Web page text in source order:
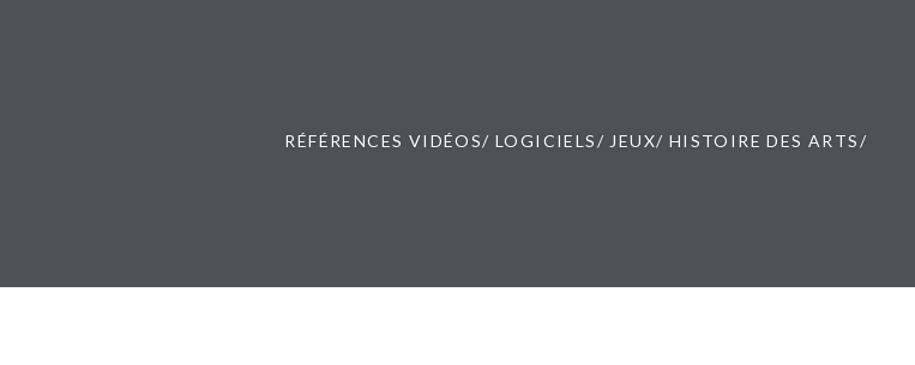
RÉFÉRENCES VIDÉOS/ LOGICIELS/ JEUX/ HISTOIRE DES ARTS/